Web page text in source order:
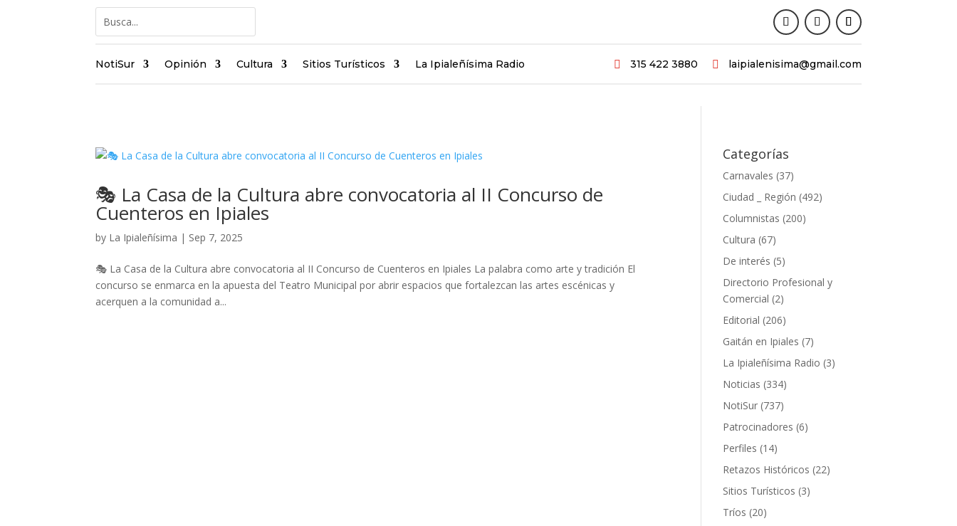
NotiSur Opinión Cultura Sitios Turísticos La Ipialeñísima Radio  315 422 3880  laipialenisima@gmail.com
🎭 La Casa de la Cultura abre convocatoria al II Concurso de
Cuenteros en Ipiales
by La Ipialeñísima | Sep 7, 2025
🎭 La Casa de la Cultura abre convocatoria al II Concurso de Cuenteros en Ipiales La palabra como arte y tradición El
concurso se enmarca en la apuesta del Teatro Municipal por abrir espacios que fortalezcan las artes escénicas y
acerquen a la comunidad a...
Categorías
Carnavales (37)
Ciudad _ Región (492)
Columnistas (200)
Cultura (67)
De interés (5)
Directorio Profesional y
Comercial (2)
Editorial (206)
Gaitán en Ipiales (7)
La Ipialeñísima Radio (3)
Noticias (334)
NotiSur (737)
Patrocinadores (6)
Perfiles (14)
Retazos Históricos (22)
Sitios Turísticos (3)
Tríos (20)